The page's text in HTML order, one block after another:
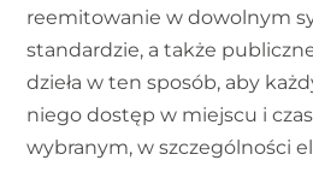
reemitowanie w dowolnym
standardzie, a także
dzieła w ten sposób, aby
niego dostęp w miejscu i
wybranym, w szczególności